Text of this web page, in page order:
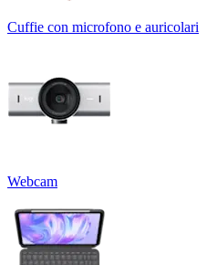
Cuffie con microfono e auricolari
Webcam